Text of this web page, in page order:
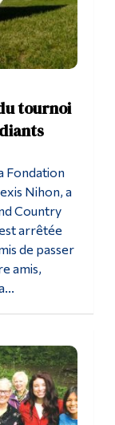
tournoi
Fondation
Nihon, a
Country
arrêtée
de passer
amis,